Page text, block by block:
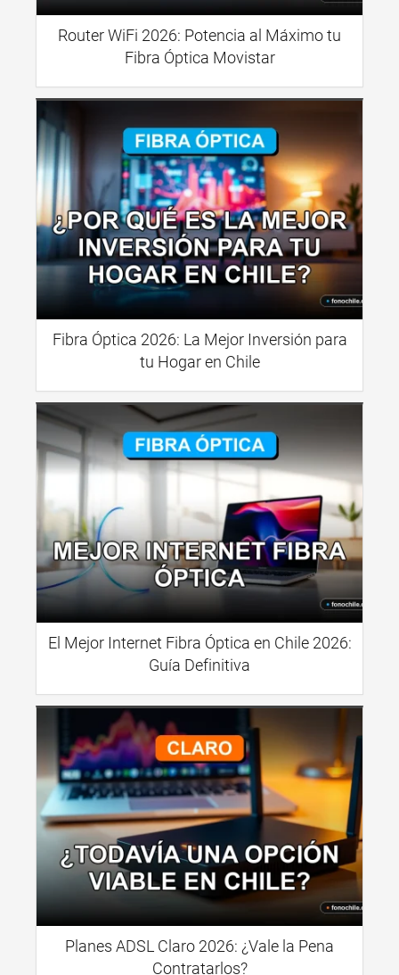
Router WiFi 2026: Potencia al Máximo tu
Fibra Óptica Movistar
Fibra Óptica 2026: La Mejor Inversión para
tu Hogar en Chile
El Mejor Internet Fibra Óptica en Chile 2026:
Guía Definitiva
Planes ADSL Claro 2026: ¿Vale la Pena
Contratarlos?